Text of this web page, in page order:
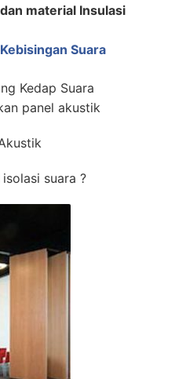
dan material Insulasi
Suara
Kedap Suara
panel akustik
suara ?